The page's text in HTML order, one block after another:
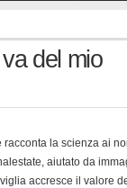
del mio
racconta la scienza ai
aiutato da
accresce il valore